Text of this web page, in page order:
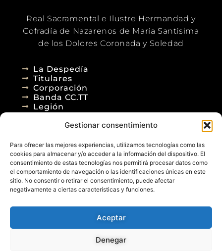
Gestionar consentimiento
Para ofrecer las mejores experiencias, utilizamos tecnologías como las
cookies para almacenar y/o acceder a la información del dispositivo. El
consentimiento de estas tecnologías nos permitirá procesar datos como
el comportamiento de navegación o las identificaciones únicas en este
sitio. No consentir o retirar el consentimiento, puede afectar
negativamente a ciertas características y funciones.
Aceptar
Denegar
Real Sacramental e Ilustre Hermandad y
Cofradía de Nazarenos de María Santísima
de los Dolores Coronada y Soledad
La Despedía
Titulares
Corporación
Banda CC.TT
Legión
Agenda
Blog
Contacto
Política de Privacidad